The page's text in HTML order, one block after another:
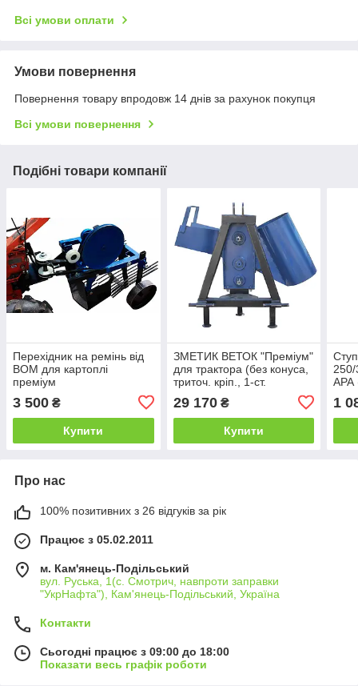
Всі умови оплати
Умови повернення
Повернення товару впродовж 14 днів за рахунок покупця
Всі умови повернення
Подібні товари компанії
Перехідник на ремінь від
ВОМ для картоплі
преміум
3 500 ₴
Купити
ЗМЕТИК ВЕТОК "Преміум"
для трактора (без конуса,
триточ. кріп., 1-ст.
(діаметр до 50 мм)
29 170₴
Купити
АРА
1
Про нас
100% позитивних з 26 відгуків за рік
Працює з 05.02.2011
м. Кам'янець-Подільський
вул. Руська, 1(с. Смотрич, навпроти заправки
"УкрНафта"), Кам'янець-Подільський, Україна
Контакти
Сьогодні працює з 09:00 до 18:00
Показати весь графік роботи